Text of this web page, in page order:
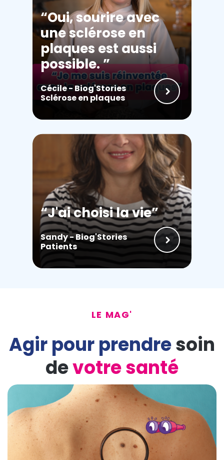
Oui, sourire avec
une sclérose en
plaques est aussi
possible.
Cécile - Biog'Stories
Sclérose en plaques
J'ai choisi la vie
Sandy - Biog'Stories
Patients
LE MAG'
Agir pour prendresoin
devotre santé